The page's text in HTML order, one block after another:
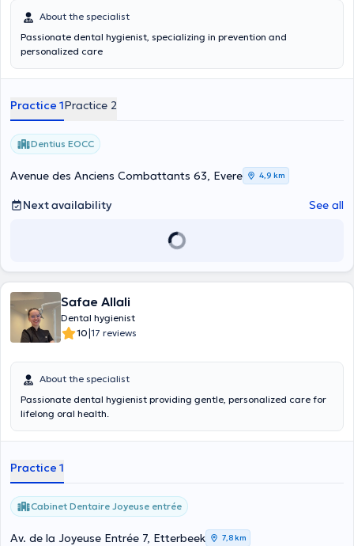
About the specialist
Passionate dental hygienist, specializing in prevention and
personalized care
Practice 1Practice 2
Dentius EOCC
Avenue des Anciens Combattants 63, Evere 4,9 km
Next availability See all
Safae Allali
Dental hygienist
10|17 reviews
About the specialist
Passionate dental hygienist providing gentle, personalized care for
lifelong oral health.
Practice 1
Cabinet Dentaire Joyeuse entrée
Av. de la Joyeuse Entrée 7, Etterbeek 7,8 km